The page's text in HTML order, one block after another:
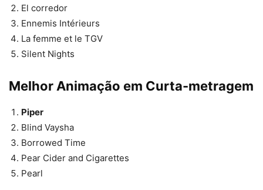
El corredor
Ennemis Intérieurs
La femme et le TGV
Silent Nights
Melhor Animação em Curta-metragem
Piper
Blind Vaysha
Borrowed Time
Pear Cider and Cigarettes
Pearl